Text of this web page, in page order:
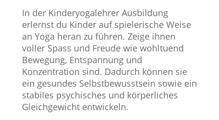
In der Kinderyogalehrer Ausbildung
erlernst du Kinder auf spielerische Weise
an Yoga heran zu führen. Zeige ihnen
voller Spass und Freude wie wohltuend
Bewegung, Entspannung und
Konzentration sind. Dadurch können sie
ein gesundes Selbstbewusstsein sowie ein
stabiles psychisches und körperliches
Gleichgewicht entwickeln.